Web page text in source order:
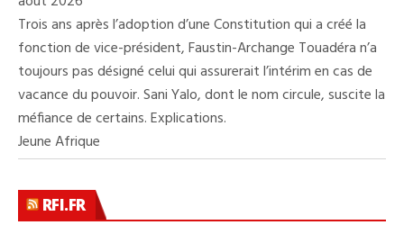
Trois ans après l’adoption d’une Constitution qui a créé la
fonction de vice-président, Faustin-Archange Touadéra n’a
toujours pas désigné celui qui assurerait l’intérim en cas de
vacance du pouvoir. Sani Yalo, dont le nom circule, suscite la
méfiance de certains. Explications.
Jeune Afrique
RFI.FR